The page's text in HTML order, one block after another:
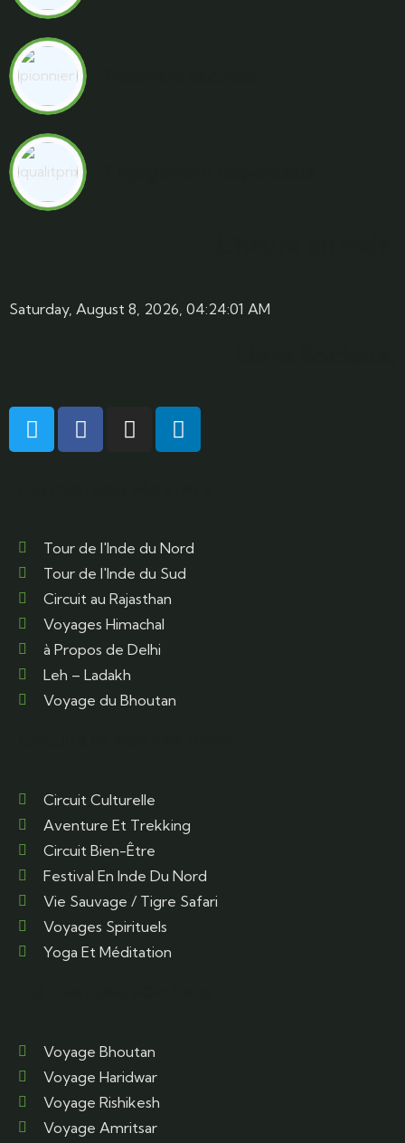
Saturday, August 8, 2026, 04:24:01 AM
Tour de l'Inde du Nord
Tour de l'Inde du Sud
Circuit au Rajasthan
Voyages Himachal
à Propos de Delhi
Leh – Ladakh
Voyage du Bhoutan
Circuit Culturelle
Aventure Et Trekking
Circuit Bien-Être
Festival En Inde Du Nord
Vie Sauvage / Tigre Safari
Voyages Spirituels
Yoga Et Méditation
Voyage Bhoutan
Voyage Haridwar
Voyage Rishikesh
Voyage Amritsar